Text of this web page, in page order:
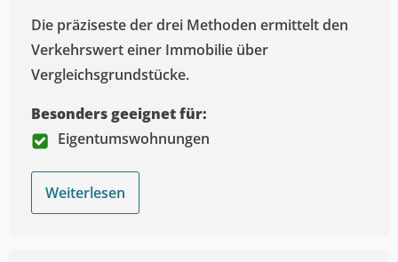
Die präziseste der drei Methoden ermittelt den
Verkehrswert einer Immobilie über
Vergleichsgrundstücke.
Besonders geeignet für:
Eigentumswohnungen
Weiterlesen